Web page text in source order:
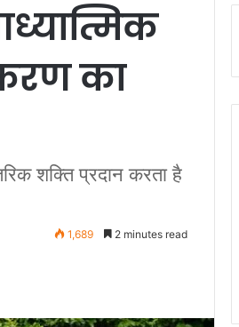
का
शक्ति प्रदान करता है
1,689 2 minutes read